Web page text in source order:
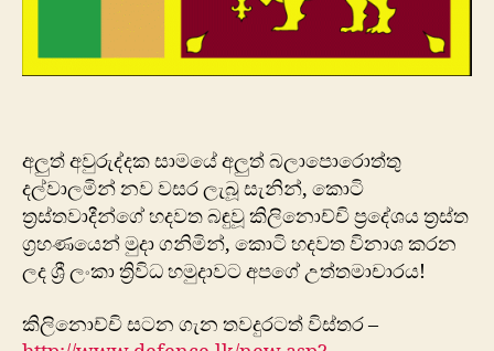
අලුත් අවුරුද්දක සාමයේ අලුත් බලාපොරොත්තු
දල්වාලමින් නව වසර ලැබූ සැනින්, ‍කොටි
ත්‍රස්තවාදීන්ගේ හදවත බඳුවූ කිලිනොච්චි ප්‍රදේශය ත්‍රස්ත
ග්‍රහණයෙන් මුදා ගනිමින්, කොටි හදවත විනාශ කරන
ලද ශ්‍රී ලංකා ත්‍රිවිධ හමුදාවට අපගේ උත්තමාචාරය!
කිලිනොච්චි සටන ගැන තවදුරටත් විස්තර –